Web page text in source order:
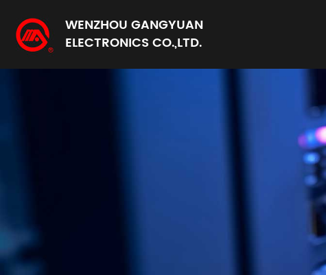
WENZHOU GANGYUAN
ELECTRONICS CO.,LTD.